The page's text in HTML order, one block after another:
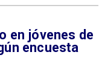
en jóvenes de
encuesta